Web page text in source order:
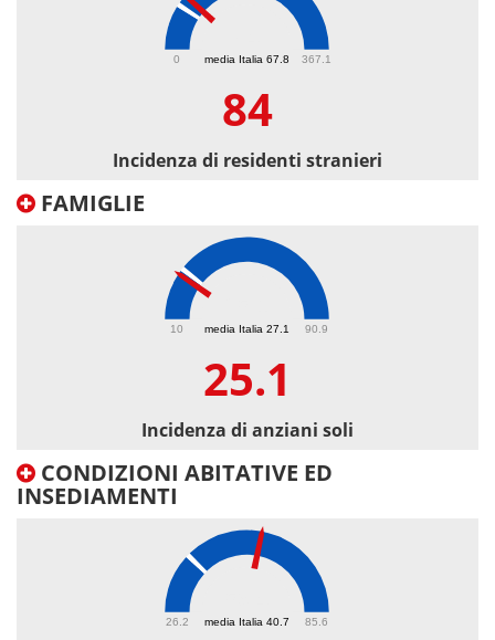
media Italia 67.8
0 367.1
84
Incidenza di residenti stranieri
FAMIGLIE
media Italia 27.1
10 90.9
25.1
Incidenza di anziani soli
CONDIZIONI ABITATIVE ED
INSEDIAMENTI
media Italia 40.7
26.2 85.6